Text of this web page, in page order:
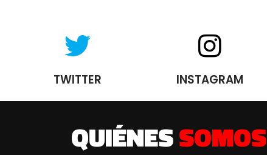
TWITTER INSTAGRAM
QUIÉNESSOMOS